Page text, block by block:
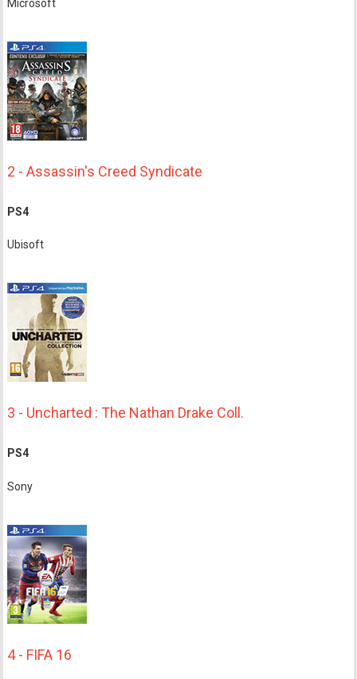
Microsoft
2 - Assassin's Creed Syndicate
PS4
Ubisoft
3 - Uncharted : The Nathan Drake Coll.
PS4
Sony
4 - FIFA 16